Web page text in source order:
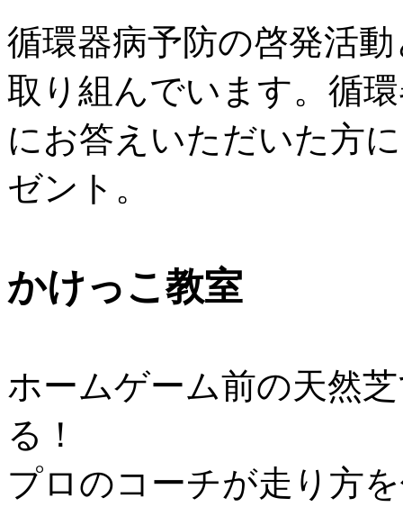
循環器病予防の啓発活
取り組んでいます。循
にお答えいただいた方
ゼント。
かけっこ教室
ホームゲーム前の天然
る！
プロのコーチが走り方